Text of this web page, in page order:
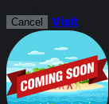
Cancel Visit